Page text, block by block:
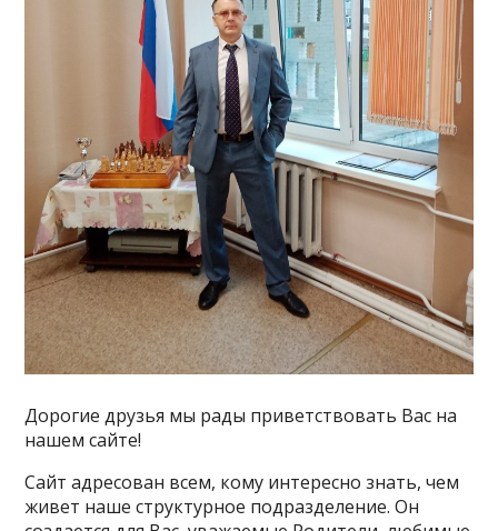
Дорогие друзья мы рады приветствовать Вас на
нашем сайте!
Сайт адресован всем, кому интересно знать, чем
живет наше структурное подразделение. Он